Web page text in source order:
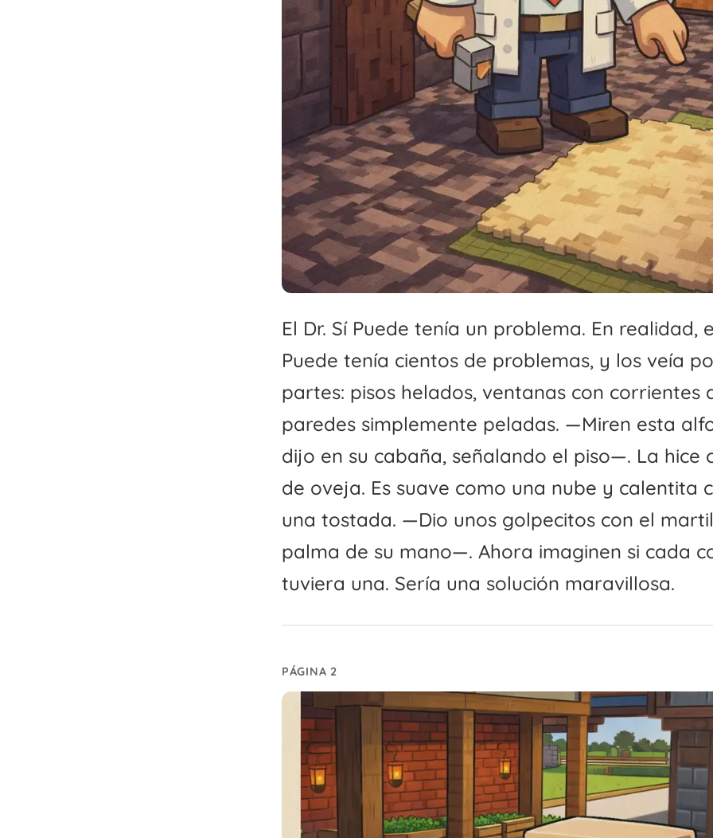
El Dr. Sí Puede tenía un problema. En realidad,
Puede tenía cientos de problemas, y los veía
partes: pisos helados, ventanas con corrientes
paredes simplemente peladas. —Miren esta
dijo en su cabaña, señalando el piso—. La hice
de oveja. Es suave como una nube y calentita
una tostada. —Dio unos golpecitos con el
palma de su mano—. Ahora imaginen si cada
tuviera una. Sería una solución maravillosa.
PÁGINA 2